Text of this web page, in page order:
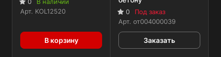
Арт. KOL12520
В корзину
0
Под заказ
Арт. от004000039
Заказать